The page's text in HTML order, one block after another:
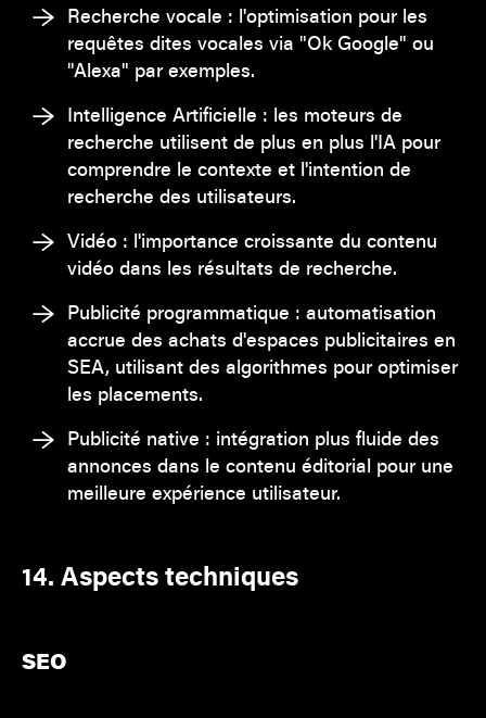
Recherche vocale : l'optimisation pour les
requêtes dites vocales via "Ok Google" ou
"Alexa" par exemples.
Intelligence Artificielle : les moteurs de
recherche utilisent de plus en plus l'IA pour
comprendre le contexte et l'intention de
recherche des utilisateurs.
Vidéo : l'importance croissante du contenu
vidéo dans les résultats de recherche.
Publicité programmatique : automatisation
accrue des achats d'espaces publicitaires en
SEA, utilisant des algorithmes pour optimiser
les placements.
Publicité native : intégration plus fluide des
annonces dans le contenu éditorial pour une
meilleure expérience utilisateur.
14. Aspects techniques
SEO